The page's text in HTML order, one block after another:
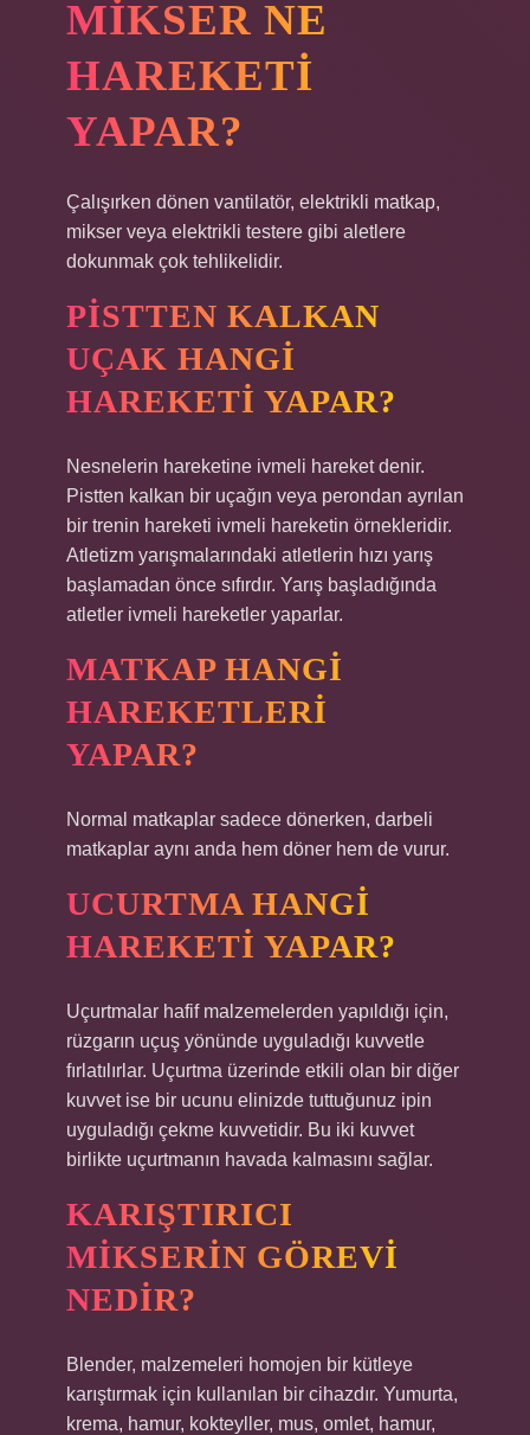
MIKSER NE
HAREKETI
YAPAR?
Çalışırken dönen vantilatör, elektrikli matkap,
mikser veya elektrikli testere gibi aletlere
dokunmak çok tehlikelidir.
PISTTEN KALKAN
UÇAK HANGI
HAREKETI YAPAR?
Nesnelerin hareketine ivmeli hareket denir.
Pistten kalkan bir uçağın veya perondan ayrılan
bir trenin hareketi ivmeli hareketin örnekleridir.
Atletizm yarışmalarındaki atletlerin hızı yarış
başlamadan önce sıfırdır. Yarış başladığında
atletler ivmeli hareketler yaparlar.
MATKAP HANGI
HAREKETLERI
YAPAR?
Normal matkaplar sadece dönerken, darbeli
matkaplar aynı anda hem döner hem de vurur.
UCURTMA HANGI
HAREKETI YAPAR?
Uçurtmalar hafif malzemelerden yapıldığı için,
rüzgarın uçuş yönünde uyguladığı kuvvetle
fırlatılırlar. Uçurtma üzerinde etkili olan bir diğer
kuvvet ise bir ucunu elinizde tuttuğunuz ipin
uyguladığı çekme kuvvetidir. Bu iki kuvvet
birlikte uçurtmanın havada kalmasını sağlar.
KARIŞTIRICI
MIKSERIN GÖREVI
NEDIR?
Blender, malzemeleri homojen bir kütleye
karıştırmak için kullanılan bir cihazdır. Yumurta,
krema, hamur, kokteyller, mus, omlet, hamur,